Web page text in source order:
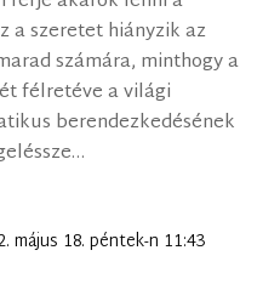
a szeretet hiányzik az
számára, minthogy a
félretéve a világi
berendezkedésének
május 18. péntek-n 11:43